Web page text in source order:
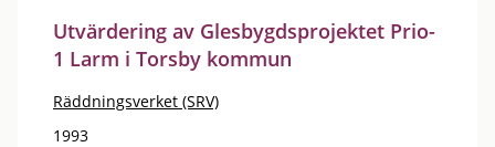
Utvärdering av Glesbygdsprojektet Prio-
1 Larm i Torsby kommun
Räddningsverket (SRV)
1993